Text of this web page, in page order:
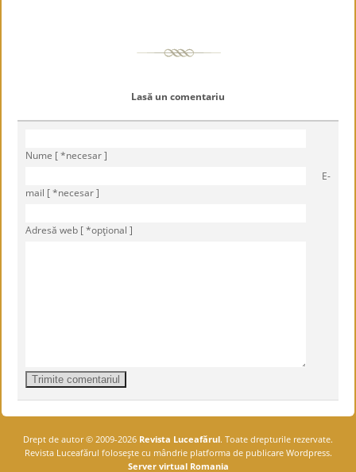
Lasă un comentariu
Nume [ *necesar ]
E-
mail [ *necesar ]
Adresă web [ *opţional ]
Drept de autor © 2009-2026 Revista Luceafărul. Toate drepturile rezervate.
Revista Luceafărul foloseşte cu mândrie platforma de publicare Wordpress.
Server virtual Romania